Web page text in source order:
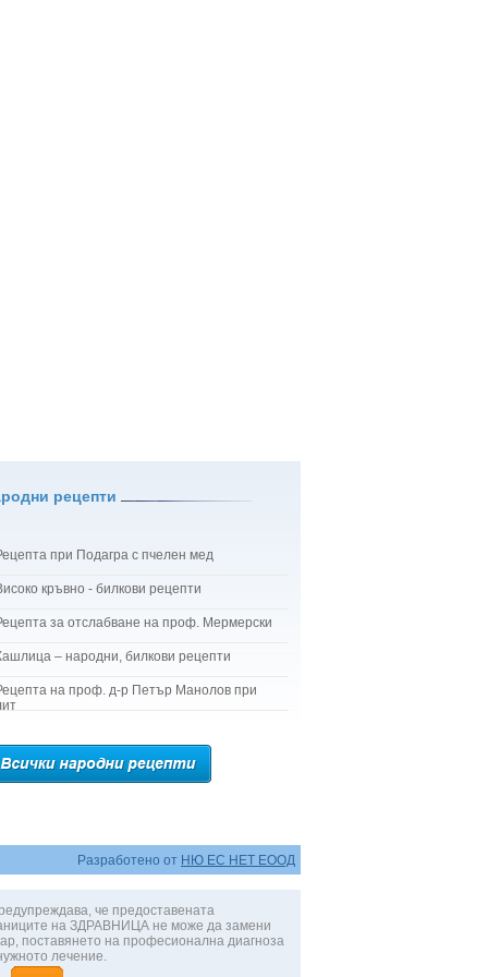
рецепти
при Подагра с пчелен мед
кръвно - билкови рецепти
за отслабване на проф. Мермерски
– народни, билкови рецепти
на проф. д-р Петър Манолов при
Разработено от НЮ ЕС НЕТ ЕООД
че предоставената
на ЗДРАВНИЦА не може да замени
поставянето на професионална диагноза
лечение.